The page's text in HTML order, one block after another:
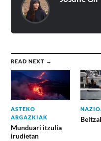
READ NEXT →
ASTEKO
ARGAZKIAK
Munduari itzulia
irudietan